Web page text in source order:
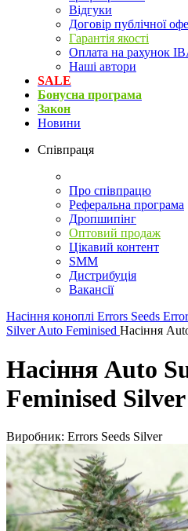
Відгуки
Договір публічної
Гарантія якості
Оплата на рахунок
Наші автори
SALE
Бонусна програма
Закон
Новини
Співпраця
Про співпрацю
Реферальна програма
Дропшипінг
Оптовий продаж
Цікавий контент
SMM
Дистрибуція
Вакансії
Насіння коноплі Errors Seeds
Silver Auto Feminised Насіння
Насіння Auto
Feminised Silver
Виробник: Errors Seeds Silver